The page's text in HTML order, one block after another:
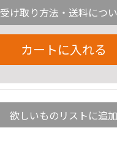
受け取り方法・送料につ
カートに入れる
欲しいものリストに追加